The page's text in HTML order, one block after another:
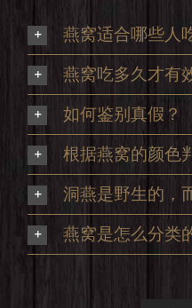
燕窝适合哪些人
燕窝吃多久才有
如何鉴别真假？
根据燕窝的颜色
洞燕是野生的，
燕窝是怎么分类